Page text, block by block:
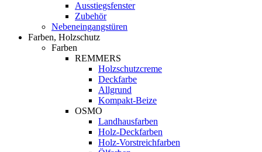
Ausstiegsfenster
Zubehör
Nebeneingangstüren
Farben, Holzschutz
Farben
REMMERS
Holzschutzcreme
Deckfarbe
Allgrund
Kompakt-Beize
OSMO
Landhausfarben
Holz-Deckfarben
Holz-Vorstreichfarben